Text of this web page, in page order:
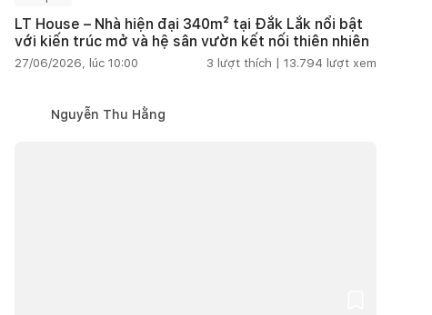
LT House – Nhà hiện đại 340m² tại Đắk Lắk nổi bật
với kiến trúc mở và hệ sân vườn kết nối thiên nhiên
27/06/2026, lúc 10:00 3 lượt thích | 13.794 lượt xem
Nguyễn Thu Hằng